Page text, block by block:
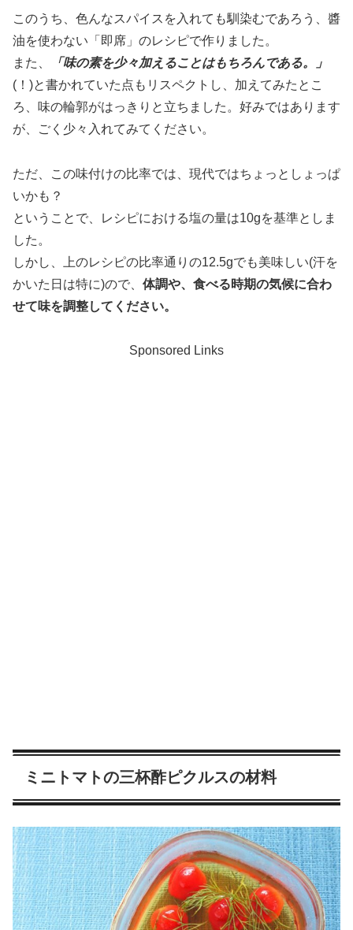
このうち、色んなスパイスを入れても馴染むであろう、醬
油を使わない「即席」のレシピで作りました。
また、
「味の素を少々加えることはもちろんである。」
(！)と書かれていた点もリスペクトし、加えてみたとこ
ろ、味の輪郭がはっきりと立ちました。好みではあります
が、ごく少々入れてみてください。
ただ、この味付けの比率では、現代ではちょっとしょっぱ
いかも？
ということで、レシピにおける塩の量は10gを基準としま
した。
しかし、上のレシピの比率通りの12.5gでも美味しい(汗を
かいた日は特に)ので、 体調や、食べる時期の気候に合わ
せて味を調整してください。
Sponsored Links
ミニトマトの三杯酢ピクルスの材料